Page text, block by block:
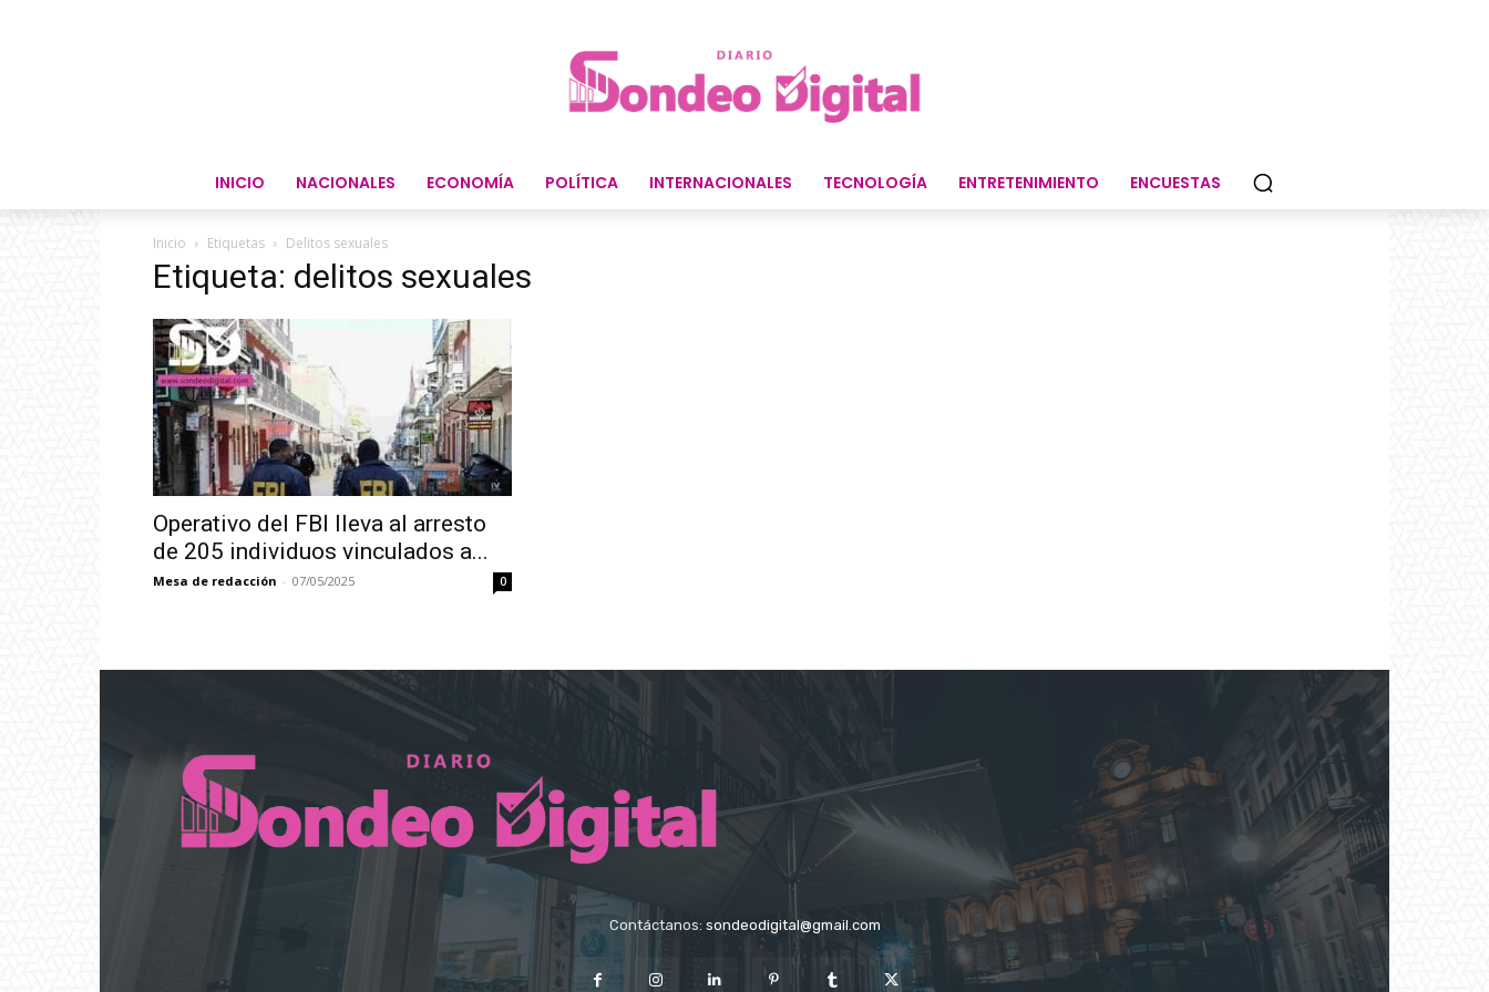
INICIO NACIONALES ECONOMÍA POLÍTICA INTERNACIONALES TECNOLOGÍA ENTRETENIMIENTO ENCUESTAS
Inicio Etiquetas Delitos sexuales
Etiqueta: delitos sexuales
Operativo del FBI lleva al arresto
de 205 individuos vinculados a...
Mesa de redacción - 07/05/2025 0
Contáctanos: sondeodigital@gmail.com